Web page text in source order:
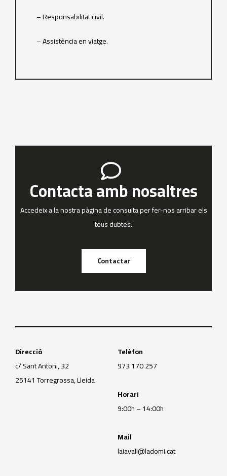
– Responsabilitat civil.
– Assistència en viatge.
Contacta amb nosaltres
Accedeix a la nostra pàgina de consulta per fer-nos arribar els
teus dubtes.
Contactar
Direcció
c/ Sant Antoni, 32
25141 Torregrossa, Lleida
Telèfon
973 170 257
Horari
9:00h – 14:00h
Mail
laiavall@ladomi.cat